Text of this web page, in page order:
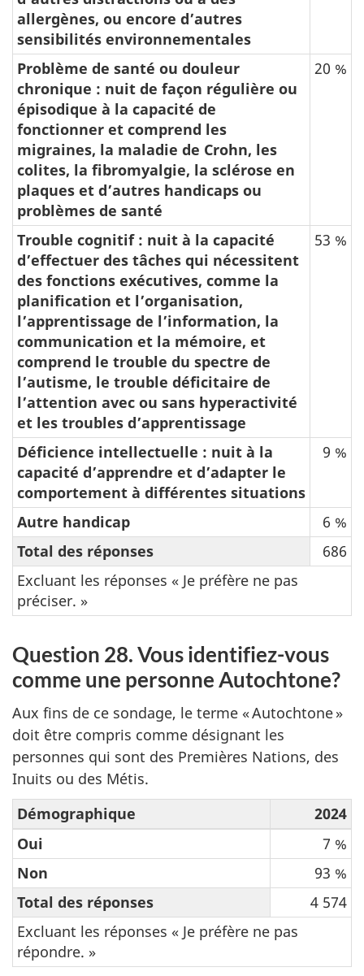
allergènes, ou encore d’autres
sensibilités environnementales
Problème de santé ou douleur
chronique : nuit de façon régulière ou
épisodique à la capacité de
fonctionner et comprend les
migraines, la maladie de Crohn, les
colites, la fibromyalgie, la sclérose en
plaques et d’autres handicaps ou
problèmes de santé
20 %
Trouble cognitif : nuit à la capacité
d’effectuer des tâches qui nécessitent
des fonctions exécutives, comme la
planification et l’organisation,
l’apprentissage de l’information, la
communication et la mémoire, et
comprend le trouble du spectre de
l’autisme, le trouble déficitaire de
l’attention avec ou sans hyperactivité
et les troubles d’apprentissage
53 %
Déficience intellectuelle : nuit à la
capacité d’apprendre et d’adapter le
comportement à différentes situations
9 %
Autre handicap
6 %
Total des réponses
686
Excluant les réponses « Je préfère ne pas
préciser. »
Question 28. Vous identifiez-vous
comme une personne Autochtone?
Aux fins de ce sondage, le terme « Autochtone »
doit être compris comme désignant les
personnes qui sont des Premières Nations, des
Inuits ou des Métis.
Démographique
2024
Oui
7 %
Non
93 %
Total des réponses
4 574
Excluant les réponses « Je préfère ne pas
répondre. »